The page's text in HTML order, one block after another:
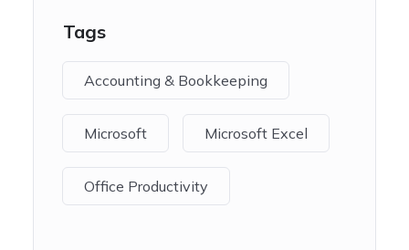
Tags
Accounting & Bookkeeping
Microsoft Microsoft Excel
Office Productivity